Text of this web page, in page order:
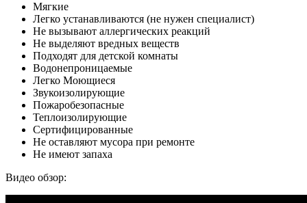
Мягкие
Легко устанавливаются (не нужен специалист)
Не вызывают аллергических реакций
Не выделяют вредных веществ
Подходят для детской комнаты
Водонепроницаемые
Легко Моющиеся
Звукоизолирующие
Пожаробезопасные
Теплоизолирующие
Сертифицированные
Не оставляют мусора при ремонте
Не имеют запаха
Видео обзор: